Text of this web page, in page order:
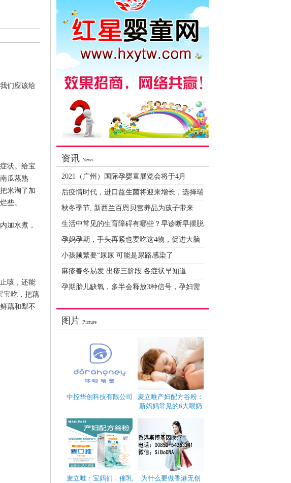
们应该给
状。给宝
瓜蒸熟
米淘了加
些。
加水煮，
咳，还能
宝吃，把藕
藕和犁不
资讯 News
2021（广州）国际孕婴童展览会将于4月
后疫情时代，进口益生菌将迎来增长，选择瑞
秋冬季节, 新西兰百恩贝营养品为孩子带来
生活中常见的生育障碍有哪些？早诊断早摆脱
孕妈孕期，手头再紧也要吃这4物，促进大脑
小孩频繁要“尿尿 可能是尿路感染了
麻疹春冬易发 出疹三阶段 各症状早知道
孕期胎儿缺氧，多半会释放3种信号，孕妇需
图片 Picture
中控华创科技有限公司
麦立唯产妇配方谷粉：
新妈妈常见的6大喂奶
麦立唯：宝妈们，催乳
为什么要做香港无创